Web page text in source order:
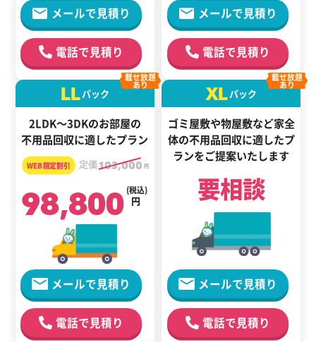
メールで見積り
電話で見積り
メールで見積り
電話で見積り
LLパック
2LDK～3DKのお部屋の
不用品回収に適したプラン
載せ放題
あり
定価103,000 円
98,800 円
(税込)
メールで見積り
電話で見積り
XLパック
ゴミ屋敷や物屋敷など家全
体の不用品回収に適したプ
ランをご提案いたします
載せ放題
あり
要相談
メールで見積り
電話で見積り